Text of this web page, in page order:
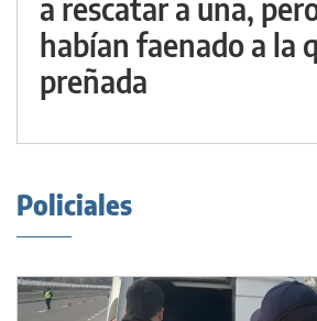
a rescatar a una,
habían faenado a la
preñada
Policiales